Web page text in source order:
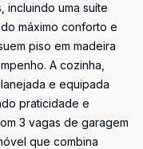
incluindo uma suíte
máximo conforto e
piso em madeira
A cozinha,
e equipada
praticidade e
3 vagas de garagem
que combina